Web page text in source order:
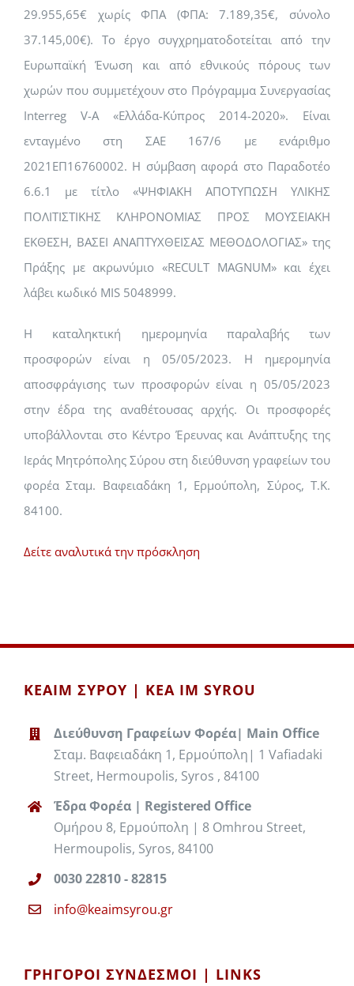
29.955,65€ χωρίς ΦΠΑ (ΦΠΑ: 7.189,35€, σύνολο
37.145,00€). Το έργο συγχρηματοδοτείται από την
Ευρωπαϊκή Ένωση και από εθνικούς πόρους των
χωρών που συμμετέχουν στο Πρόγραμμα Συνεργασίας
Interreg V-Α «Ελλάδα-Κύπρος 2014-2020». Είναι
ενταγμένο στη ΣΑΕ 167/6 με ενάριθμο
2021ΕΠ16760002. Η σύμβαση αφορά στο Παραδοτέο
6.6.1 με τίτλο «ΨΗΦΙΑΚΗ ΑΠΟΤΥΠΩΣΗ ΥΛΙΚΗΣ
ΠΟΛΙΤΙΣΤΙΚΗΣ ΚΛΗΡΟΝΟΜΙΑΣ ΠΡΟΣ ΜΟΥΣΕΙΑΚΗ
ΕΚΘΕΣΗ, ΒΑΣΕΙ ΑΝΑΠΤΥΧΘΕΙΣΑΣ ΜΕΘΟΔΟΛΟΓΙΑΣ» της
Πράξης με ακρωνύμιο «RECULT MAGNUM» και έχει
λάβει κωδικό MIS 5048999.
Η καταληκτική ημερομηνία παραλαβής των
προσφορών είναι η 05/05/2023. Η ημερομηνία
αποσφράγισης των προσφορών είναι η 05/05/2023
στην έδρα της αναθέτουσας αρχής. Οι προσφορές
υποβάλλονται στο Κέντρο Έρευνας και Ανάπτυξης της
Ιεράς Μητρόπολης Σύρου στη διεύθυνση γραφείων του
φορέα Σταμ. Βαφειαδάκη 1, Ερμούπολη, Σύρος, Τ.Κ.
84100.
Δείτε αναλυτικά την πρόσκληση
ΚΕΑΙΜ ΣΥΡΟΥ | KEA IM SYROU
Διεύθυνση Γραφείων Φορέα| Main Office
Σταμ. Βαφειαδάκη 1, Ερμούπολη| 1 Vafiadaki
Street, Hermoupolis, Syros , 84100
Έδρα Φορέα | Registered Office
Ομήρου 8, Ερμούπολη | 8 Omhrou Street,
Hermoupolis, Syros, 84100
0030 22810 - 82815
info@keaimsyrou.gr
ΓΡΉΓΟΡΟΙ ΣΎΝΔΕΣΜΟΙ | LINKS